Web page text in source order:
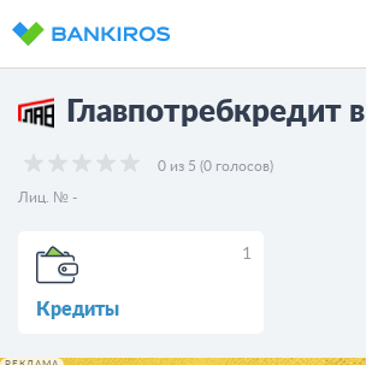
Главпотребкредит в
0 из 5 (0 голосов)
Лиц. № -
1
Кредиты